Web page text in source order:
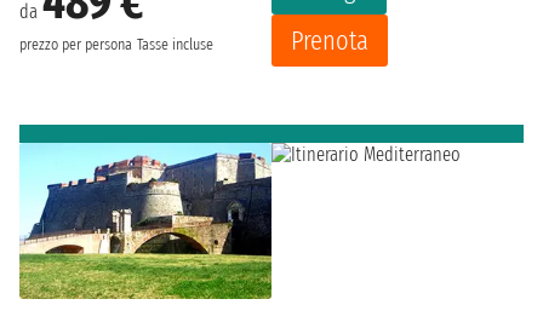
da
prezzo per persona Tasse incluse
Prenota